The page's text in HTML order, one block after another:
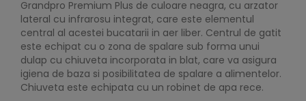
Grandpro Premium Plus de culoare neagra, cu arzator
lateral cu infrarosu integrat, care este elementul
central al acestei bucatarii in aer liber. Centrul de gatit
este echipat cu o zona de spalare sub forma unui
dulap cu chiuveta incorporata in blat, care va asigura
igiena de baza si posibilitatea de spalare a alimentelor.
Chiuveta este echipata cu un robinet de apa rece.